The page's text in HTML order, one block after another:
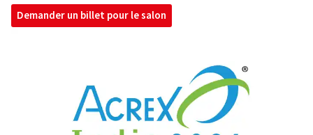
Demander un billet pour le salon